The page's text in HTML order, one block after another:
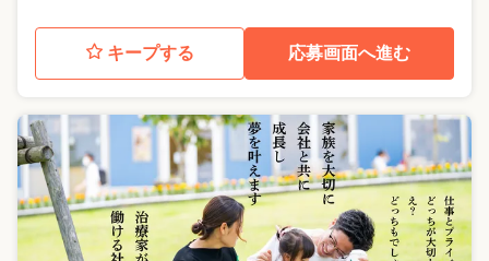
キープする 応募画面へ進む